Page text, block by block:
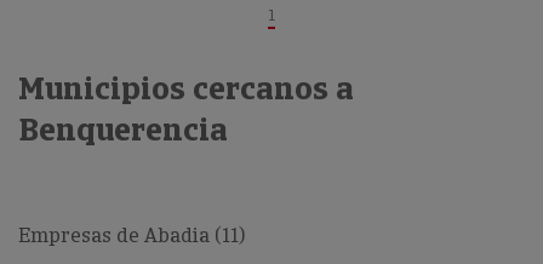
1
Municipios cercanos a
Benquerencia
Empresas de Abadia (11)